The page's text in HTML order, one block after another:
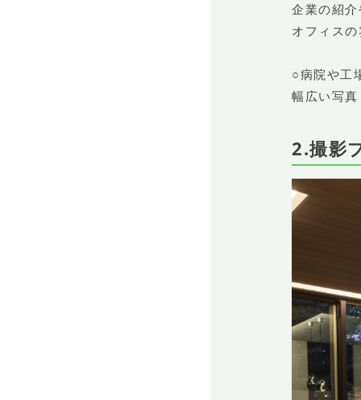
企業の紹
オフィス
○病院や工
幅広い写
2.撮影